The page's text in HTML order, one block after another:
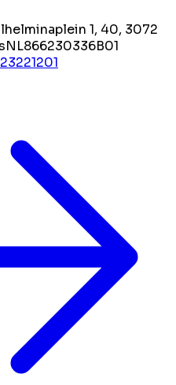
1, 40, 3072
NL866230336B01